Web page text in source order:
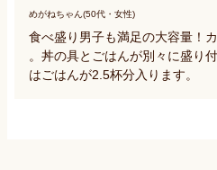
めがねちゃん(50代・女性)
食べ盛り男子も満足の大容量！
。丼の具とごはんが別々に盛り
はごはんが2.5杯分入ります。